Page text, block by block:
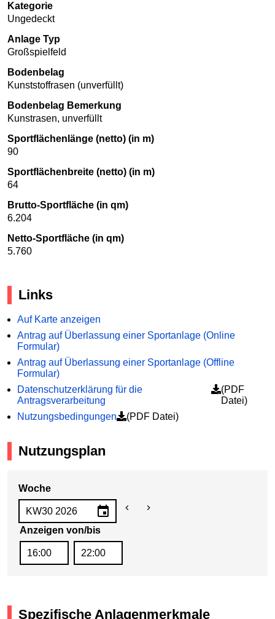
Kategorie
Ungedeckt
Anlage Typ
Großspielfeld
Bodenbelag
Kunststoffrasen (unverfüllt)
Bodenbelag Bemerkung
Kunstrasen, unverfüllt
Sportflächenlänge (netto) (in m)
90
Sportflächenbreite (netto) (in m)
64
Brutto-Sportfläche (in qm)
6.204
Netto-Sportfläche (in qm)
5.760
Links
Auf Karte anzeigen
Antrag auf Überlassung einer Sportanlage (Online
Formular)
Antrag auf Überlassung einer Sportanlage (Offline
Formular)
Datenschutzerklärung für die
Antragsverarbeitung
(PDF
Datei)
Nutzungsbedingungen
(PDF Datei)
Nutzungsplan
Woche
Anzeigen von/bis
Spezifische Anlagenmerkmale